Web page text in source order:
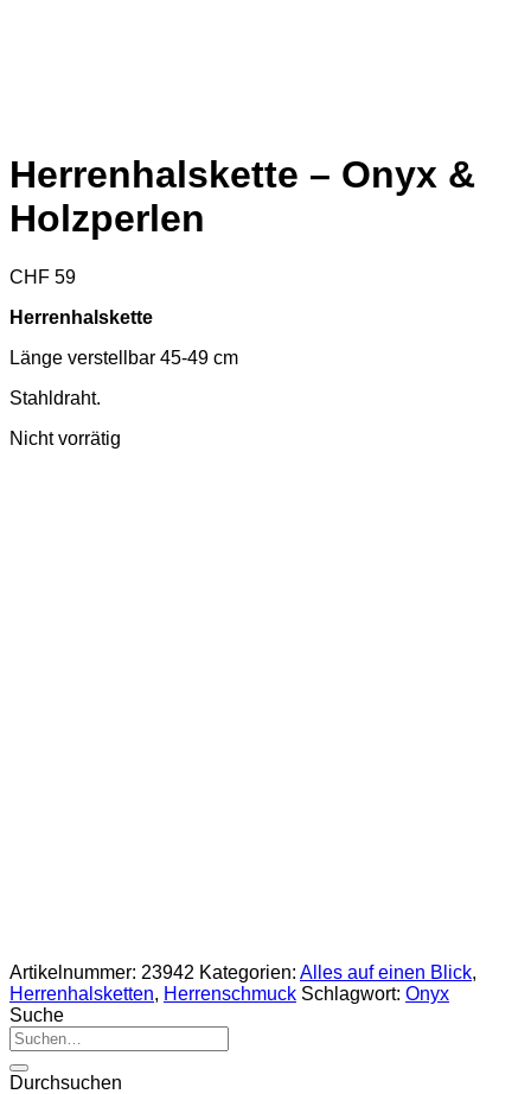
Herrenhalskette – Onyx &
Holzperlen
CHF 59
Herrenhalskette
Länge verstellbar 45-49 cm
Stahldraht.
Nicht vorrätig
Artikelnummer: 23942 Kategorien: Alles auf einen Blick,
Herrenhalsketten, Herrenschmuck Schlagwort: Onyx
Suche
Suche
nach:
Durchsuchen